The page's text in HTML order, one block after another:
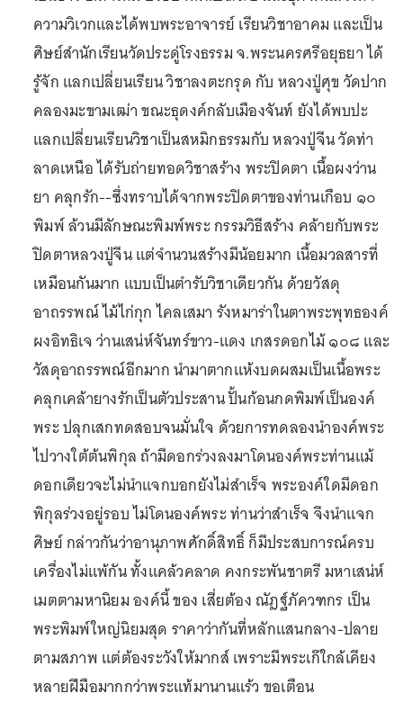
ความวิเวกและได้พบพระอาจารย์ เรียนวิชาอาคม และเป็น
ศิษย์สำนักเรียนวัดประดู่โรงธรรม จ.พระนครศรีอยุธยา ได้
รู้จัก แลกเปลี่ยนเรียน วิชาลงตะกรุด กับ หลวงปู่ศุข วัดปาก
คลองมะขามเฒ่า ขณะธุดงค์กลับเมืองจันท์ ยังได้พบปะ
แลกเปลี่ยนเรียนวิชาเป็นสหมิกธรรมกับ หลวงปู่จีน วัดท่า
ลาดเหนือ ได้รับถ่ายทอดวิชาสร้าง พระปิดตา เนื้อผงว่าน
ยา คลุกรัก--ซึ่งทราบได้จากพระปิดตาของท่านเกือบ ๑๐
พิมพ์ ล้วนมีลักษณะพิมพ์พระ กรรมวิธีสร้าง คล้ายกับพระ
ปิดตาหลวงปู่จีน แต่จำนวนสร้างมีน้อยมาก เนื้อมวลสารที่
เหมือนกันมาก แบบเป็นตำรับวิชาเดียวกัน ด้วยวัสดุ
อาถรรพณ์ ไม้ไก่กุก ไคลเสมา รังหมาร่าในตาพระพุทธองค์
ผงอิทธิเจ ว่านเสน่ห์จันทร์ขาว-แดง เกสรดอกไม้ ๑๐๘ และ
วัสดุอาถรรพณ์อีกมาก นำมาตากแห้งบดผสมเป็นเนื้อพระ
คลุกเคล้ายางรักเป็นตัวประสาน ปั้นก้อนกดพิมพ์เป็นองค์
พระ ปลุกเสกทดสอบจนมั่นใจ ด้วยการทดลองนำองค์พระ
ไปวางใต้ต้นพิกุล ถ้ามีดอกร่วงลงมาโดนองค์พระท่านแม้
ดอกเดียวจะไม่นำแจกบอกยังไม่สำเร็จ พระองค์ใดมีดอก
พิกุลร่วงอยู่รอบ ไม่โดนองค์พระ ท่านว่าสำเร็จ จึงนำแจก
ศิษย์ กล่าวกันว่าอานุภาพศักดิ์สิทธิ์ ก็มีประสบการณ์ครบ
เครื่องไม่แพ้กัน ทั้งแคล้วคลาด คงกระพันชาตรี มหาเสน่ห์
เมตตามหานิยม องค์นี้ ของ เสี่ยต้อง ณัฎฐ์ภัควฑกร เป็น
พระพิมพ์ใหญ่นิยมสุด ราคาว่ากันที่หลักแสนกลาง-ปลาย
ตามสภาพ แต่ต้องระวังให้มากส์ เพราะมีพระเก๊ใกล้เคียง
หลายฝีมือมากกว่าพระแท้มานานแร้ว ขอเตือน